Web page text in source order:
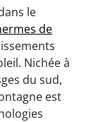
le
de
Nichée à
du sud,
est